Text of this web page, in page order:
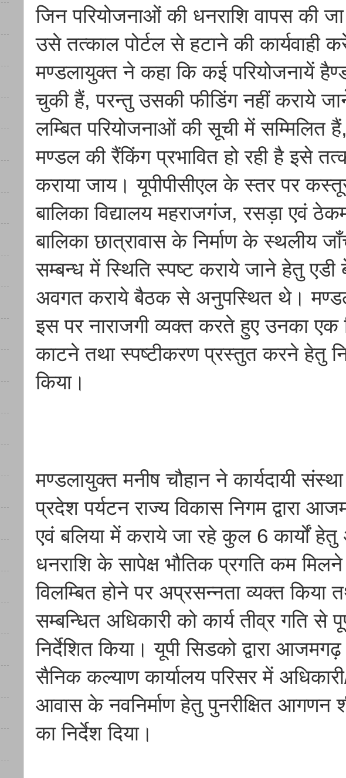
जिन परियोजनाओं की धनराशि वापस की
उसे तत्काल पोर्टल से हटाने की कार्यवाही
मण्डलायुक्त ने कहा कि कई परियोजनायें
चुकी हैं, परन्तु उसकी फीडिंग नहीं कराये
लम्बित परियोजनाओं की सूची में सम्मिलित
मण्डल की रैंकिंग प्रभावित हो रही है इसे
कराया जाय। यूपीपीसीएल के स्तर पर
बालिका विद्यालय महराजगंज, रसड़ा एवं
बालिका छात्रावास के निर्माण के स्थलीय
सम्बन्ध में स्थिति स्पष्ट कराये जाने हेतु एडी
अवगत कराये बैठक से अनुपस्थित थे।
इस पर नाराजगी व्यक्त करते हुए उनका एक
काटने तथा स्पष्टीकरण प्रस्तुत करने हेतु
किया।
मण्डलायुक्त मनीष चौहान ने कार्यदायी
प्रदेश पर्यटन राज्य विकास निगम द्वारा
एवं बलिया में कराये जा रहे कुल 6 कार्यों
धनराशि के सापेक्ष भौतिक प्रगति कम मिलने
विलम्बित होने पर अप्रसन्नता व्यक्त किया
सम्बन्धित अधिकारी को कार्य तीव्र गति से
निर्देशित किया। यूपी सिडको द्वारा
सैनिक कल्याण कार्यालय परिसर में अधिकारी/
आवास के नवनिर्माण हेतु पुनरीक्षित आगणन
का निर्देश दिया।